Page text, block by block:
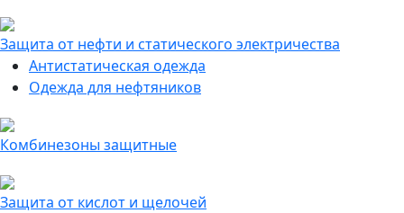
Защита от нефти и статического электричества
Антистатическая одежда
Одежда для нефтяников
Комбинезоны защитные
Защита от кислот и щелочей